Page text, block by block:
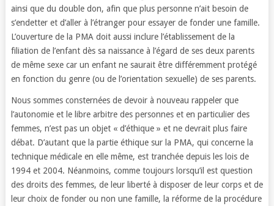
ainsi que du double don, afin que plus personne n’ait besoin de
s’endetter et d’aller à l’étranger pour essayer de fonder une famille.
L’ouverture de la PMA doit aussi inclure l’établissement de la
filiation de l’enfant dès sa naissance à l’égard de ses deux parents
de même sexe car un enfant ne saurait être différemment protégé
en fonction du genre (ou de l’orientation sexuelle) de ses parents.
Nous sommes consternées de devoir à nouveau rappeler que
l’autonomie et le libre arbitre des personnes et en particulier des
femmes, n’est pas un objet « d’éthique » et ne devrait plus faire
débat. D’autant que la partie éthique sur la PMA, qui concerne la
technique médicale en elle même, est tranchée depuis les lois de
1994 et 2004. Néanmoins, comme toujours lorsqu’il est question
des droits des femmes, de leur liberté à disposer de leur corps et de
leur choix de fonder ou non une famille, la réforme de la procédure